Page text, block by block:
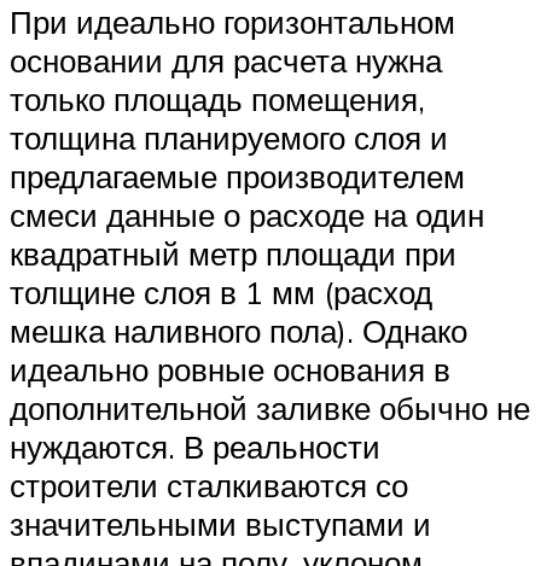
При идеально горизонтальном
основании для расчета нужна
только площадь помещения,
толщина планируемого слоя и
предлагаемые производителем
смеси данные о расходе на один
квадратный метр площади при
толщине слоя в 1 мм (расход
мешка наливного пола). Однако
идеально ровные основания в
дополнительной заливке обычно не
нуждаются. В реальности
строители сталкиваются со
значительными выступами и